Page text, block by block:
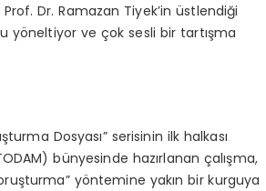
Dr. Ramazan Tiyek’in üstlendiği
yöneltiyor ve çok sesli bir tartışma
Dosyası” serisinin ilk halkası
bünyesinde hazırlanan çalışma,
yöntemine yakın bir kurguya